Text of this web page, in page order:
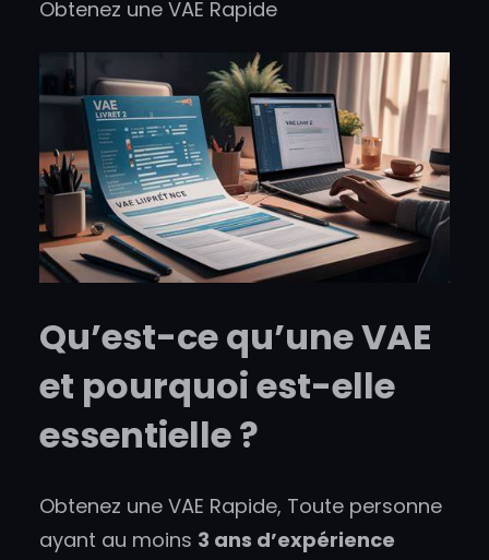
Obtenez une VAE Rapide
Qu’est-ce qu’une VAE
et pourquoi est-elle
essentielle ?
Obtenez une VAE Rapide, Toute personne
ayant au moins 3 ans d’expérience